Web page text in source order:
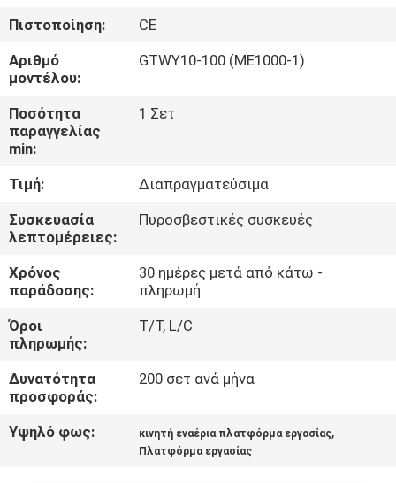
ΕΠΙΣΚΈΨΕΙΣ
ΣΤΟ
ΕΡΓΟΣΤΆΣΙΟ
ΈΛΕΓΧΟΣ
ΠΟΙΌΤΗΤΑΣ
ΕΠΙΚΟΙΝΩΝΉΣΤΕ
ΜΑΖΊ
ΜΑΣ
ΕΙΔΉΣΕΙΣ
ΖΗΤΉΣΤΕ
ΜΙΑ
Πιστοποίηση:
CE
Αριθμό
μοντέλου:
GTWY10-100 (ME1000-1)
Ποσότητα
παραγγελίας
min:
1 Σετ
Τιμή:
Διαπραγματεύσιμα
Συσκευασία
λεπτομέρειες:
Πυροσβεστικές συσκευές
Χρόνος
παράδοσης:
30 ημέρες μετά από κάτω -
πληρωμή
Όροι
πληρωμής:
T/T, L/C
Δυνατότητα
προσφοράς:
200 σετ ανά μήνα
Υψηλό φως: κινητή εναέρια πλατφόρμα εργασίας,
Πλατφόρμα εργασίας